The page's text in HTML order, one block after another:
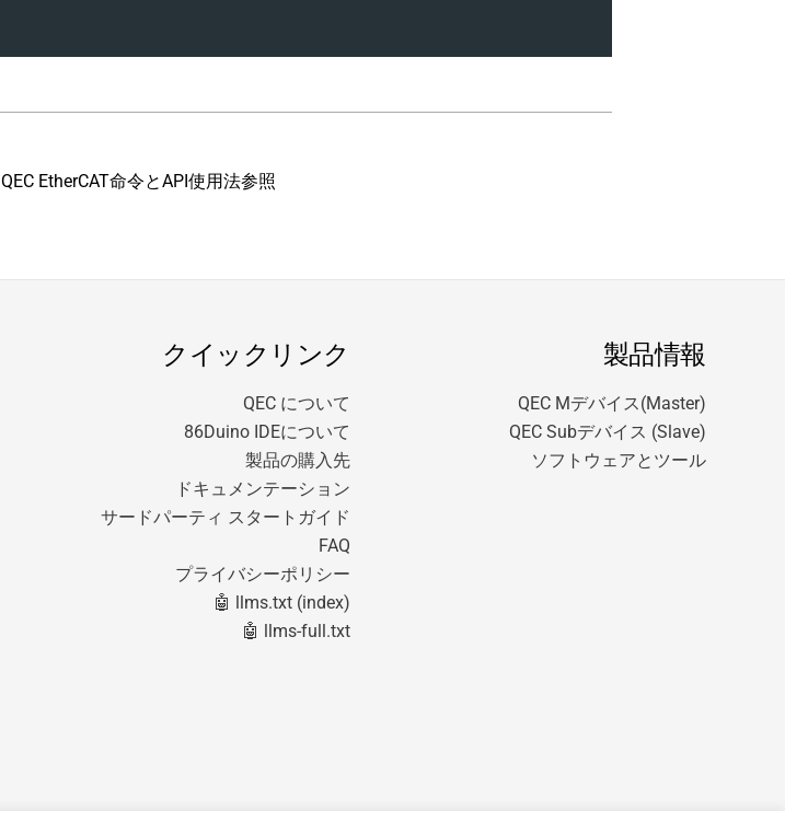
QEC EtherCAT命令とAPI使用法参照
クイックリンク
QEC について
86Duino IDEについて
製品の購入先
ドキュメンテーション
サードパーティ スタートガイド
FAQ
プライバシーポリシー
🤖 llms.txt (index)
🤖 llms-full.txt
製品情報
QEC Mデバイス(Master)
QEC Subデバイス (Slave)
ソフトウェアとツール